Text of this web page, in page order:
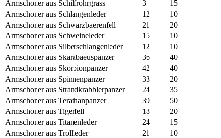
Armschoner aus Schilfrohrgrass 3
15
Armschoner aus Schlangenleder
12
10
Armschoner aus Schwarzbaerenfell
21
20
Armschoner aus Schweineleder
15
10
Armschoner aus Silberschlangenleder
12
10
Armschoner aus Skarabaeuspanzer
36
40
Armschoner aus Skorpionpanzer
42
40
Armschoner aus Spinnenpanzer
33
20
Armschoner aus Strandkrabblerpanzer
24
35
Armschoner aus Terathanpanzer
39
50
Armschoner aus Tigerfell
18
20
Armschoner aus Titanenleder
24
15
Armschoner aus Trollleder
21
10